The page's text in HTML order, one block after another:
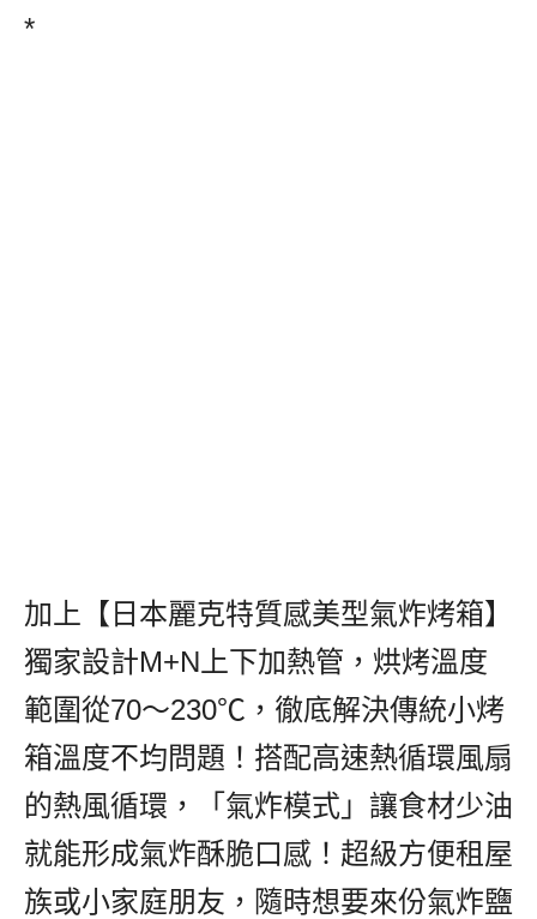
*
加上【日本麗克特質感美型氣炸烤箱】
獨家設計M+N上下加熱管，烘烤溫度
範圍從70～230℃，徹底解決傳統小烤
箱溫度不均問題！搭配高速熱循環風扇
的熱風循環，「氣炸模式」讓食材少油
就能形成氣炸酥脆口感！超級方便租屋
族或小家庭朋友，隨時想要來份氣炸鹽